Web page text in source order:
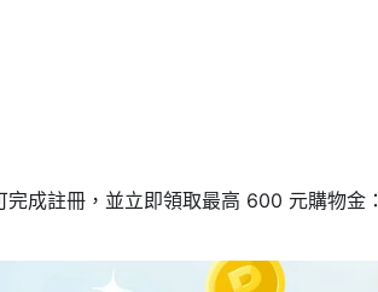
成註冊，並立即領取最高 600 元購物金：